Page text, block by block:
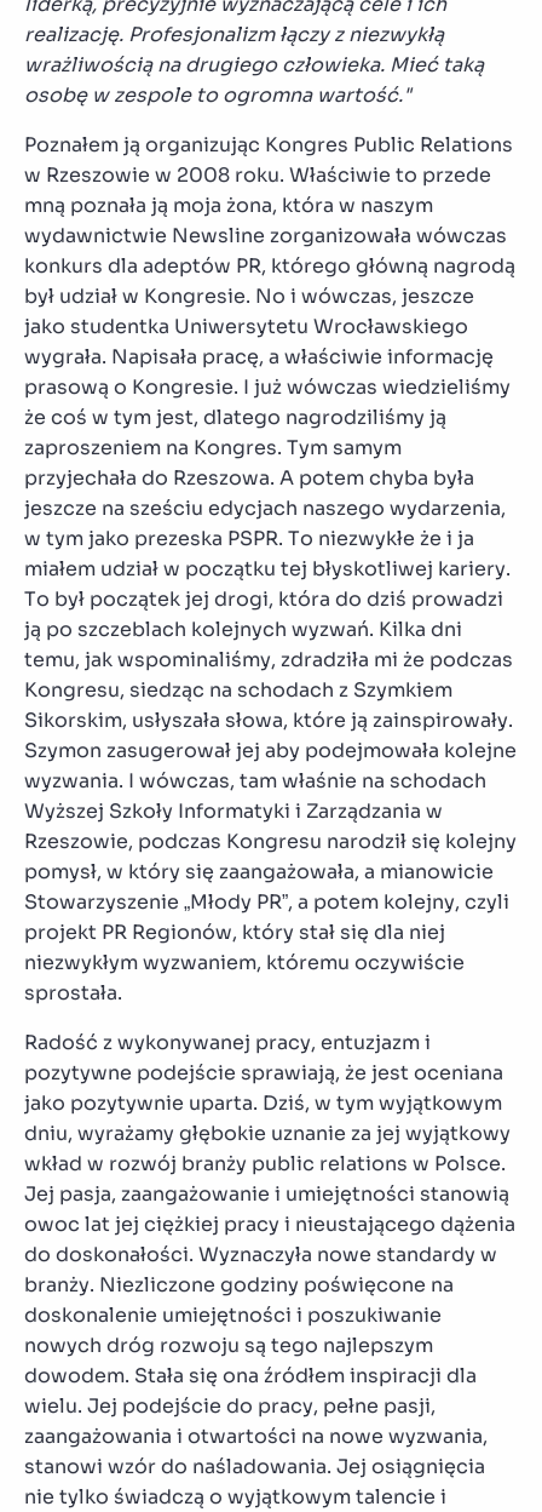
realizację. Profesjonalizm łączy z niezwykłą
wrażliwością na drugiego człowieka. Mieć taką
osobę w zespole to ogromna wartość."
Poznałem ją organizując Kongres Public Relations
w Rzeszowie w 2008 roku. Właściwie to przede
mną poznała ją moja żona, która w naszym
wydawnictwie Newsline zorganizowała wówczas
konkurs dla adeptów PR, którego główną nagrodą
był udział w Kongresie. No i wówczas, jeszcze
jako studentka Uniwersytetu Wrocławskiego
wygrała. Napisała pracę, a właściwie informację
prasową o Kongresie. I już wówczas wiedzieliśmy
że coś w tym jest, dlatego nagrodziliśmy ją
zaproszeniem na Kongres. Tym samym
przyjechała do Rzeszowa. A potem chyba była
jeszcze na sześciu edycjach naszego wydarzenia,
w tym jako prezeska PSPR. To niezwykłe że i ja
miałem udział w początku tej błyskotliwej kariery.
To był początek jej drogi, która do dziś prowadzi
ją po szczeblach kolejnych wyzwań. Kilka dni
temu, jak wspominaliśmy, zdradziła mi że podczas
Kongresu, siedząc na schodach z Szymkiem
Sikorskim, usłyszała słowa, które ją zainspirowały.
Szymon zasugerował jej aby podejmowała kolejne
wyzwania. I wówczas, tam właśnie na schodach
Wyższej Szkoły Informatyki i Zarządzania w
Rzeszowie, podczas Kongresu narodził się kolejny
pomysł, w który się zaangażowała, a mianowicie
Stowarzyszenie „Młody PR”, a potem kolejny, czyli
projekt PR Regionów, który stał się dla niej
niezwykłym wyzwaniem, któremu oczywiście
sprostała.
Radość z wykonywanej pracy, entuzjazm i
pozytywne podejście sprawiają, że jest oceniana
jako pozytywnie uparta. Dziś, w tym wyjątkowym
dniu, wyrażamy głębokie uznanie za jej wyjątkowy
wkład w rozwój branży public relations w Polsce.
Jej pasja, zaangażowanie i umiejętności stanowią
owoc lat jej ciężkiej pracy i nieustającego dążenia
do doskonałości. Wyznaczyła nowe standardy w
branży. Niezliczone godziny poświęcone na
doskonalenie umiejętności i poszukiwanie
nowych dróg rozwoju są tego najlepszym
dowodem. Stała się ona źródłem inspiracji dla
wielu. Jej podejście do pracy, pełne pasji,
zaangażowania i otwartości na nowe wyzwania,
stanowi wzór do naśladowania. Jej osiągnięcia
nie tylko świadczą o wyjątkowym talencie i